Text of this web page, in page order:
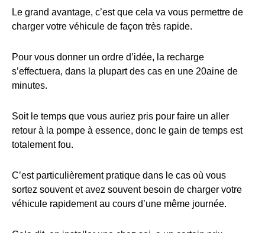
Le grand avantage, c’est que cela va vous permettre de
charger votre véhicule de façon très rapide.
Pour vous donner un ordre d’idée, la recharge
s’effectuera, dans la plupart des cas en une 20aine de
minutes.
Soit le temps que vous auriez pris pour faire un aller
retour à la pompe à essence, donc le gain de temps est
totalement fou.
C’est particulièrement pratique dans le cas où vous
sortez souvent et avez souvent besoin de charger votre
véhicule rapidement au cours d’une même journée.